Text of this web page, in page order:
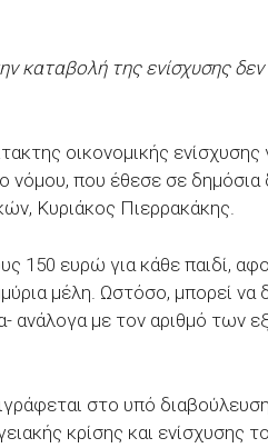
καταβολή της ενίσχυσης
οικονομικής ενίσχυσης
νόμου, που έθεσε σε
Κυριάκος Πιερρακάκης.
150 ευρώ για κάθε παιδί,
μέλη. Ωστόσο, μπορεί
ανάλογα με τον αριθμό των
στο υπό
κρίσης και ενίσχυσης